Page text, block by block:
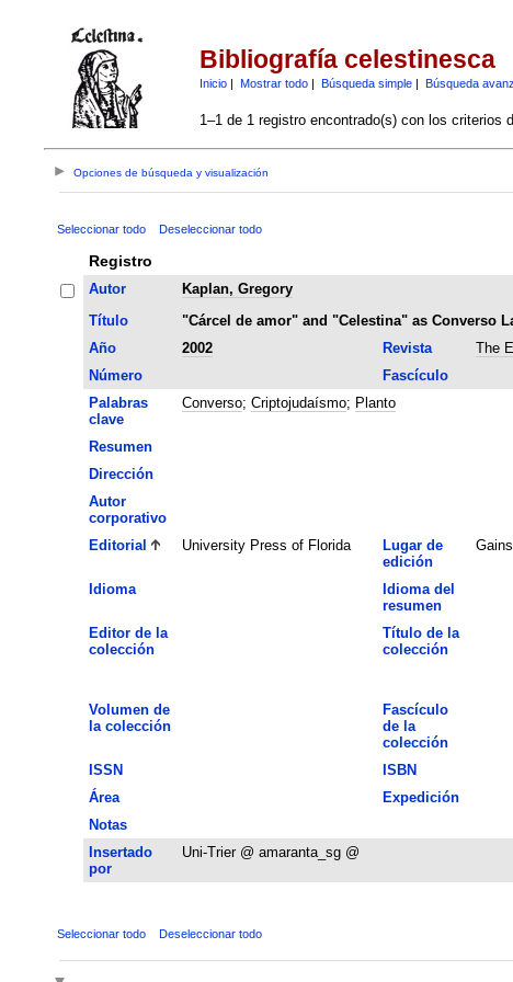
Bibliografía celestinesca
Inicio| Mostrar todo| Búsqueda simple| Búsqueda
1–1 de 1 registro encontrado(s) con los criterios
Opciones de búsqueda y visualización
Seleccionar todo Deseleccionar todo
Registro
Autor
Kaplan, Gregory
Título
"Cárcel de amor" and "Celestina" as Converso
Año
2002 Revista The
Número
Fascículo
Palabras
clave
Converso; Criptojudaísmo; Planto
Resumen
Dirección
Autor
corporativo
Editorial University Press of Florida
Lugar de
edición
Idioma
Idioma del
resumen
Editor de la
colección
Título de la
colección
Volumen de
la colección
Fascículo
de la
colección
ISSN ISBN
Área
Expedición
Notas
Insertado
por
Uni-Trier @ amaranta_sg @
Seleccionar todo Deseleccionar todo